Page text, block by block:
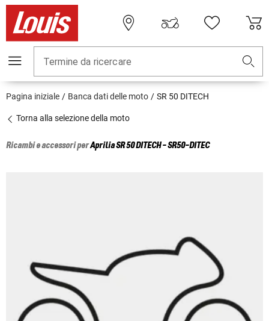
Termine da ricercare
Pagina iniziale Banca dati delle moto SR 50 DITECH
Torna alla selezione della moto
Ricambi e accessori perApriliaSR 50 DITECH - SR50-DITEC